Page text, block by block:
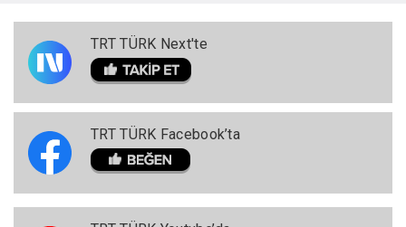
TRT TÜRK Next'te
TRT TÜRK Facebook’ta